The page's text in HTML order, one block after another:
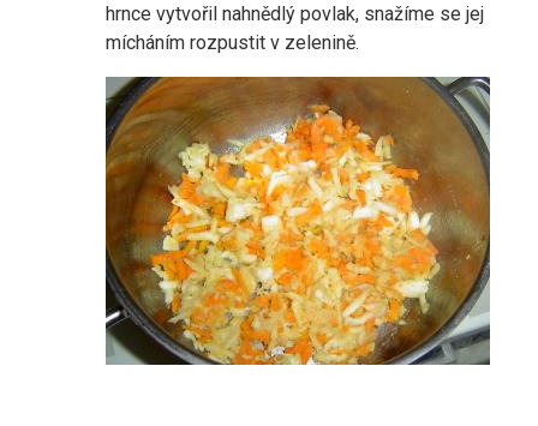
hrnce vytvořil nahnědlý povlak, snažíme se jej
mícháním rozpustit v zelenině.